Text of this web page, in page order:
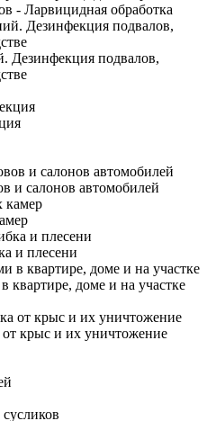
- Ларвицидная обработка
Дезинфекция подвалов,
и салонов автомобилей
и плесени
доме и на участке
от крыс и их уничтожение